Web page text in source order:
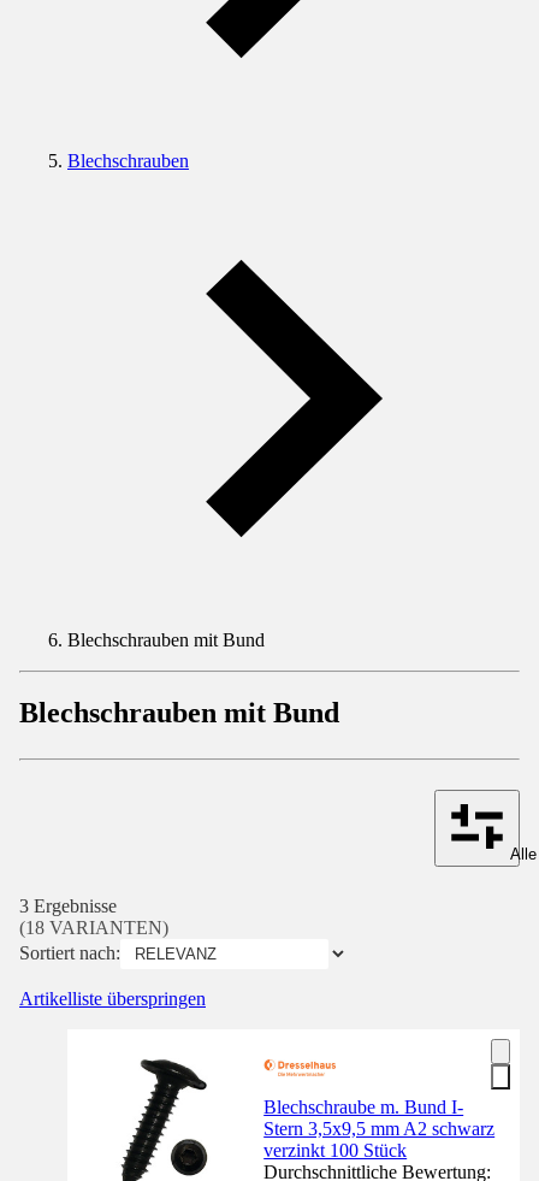
Blechschrauben
Blechschrauben mit Bund
Blechschrauben mit Bund
3 Ergebnisse
(18 VARIANTEN)
Sortiert nach:
Artikelliste überspringen
Blechschraube m. Bund I-
Stern 3,5x9,5 mm A2 schwarz
verzinkt 100 Stück
Durchschnittliche Bewertung: